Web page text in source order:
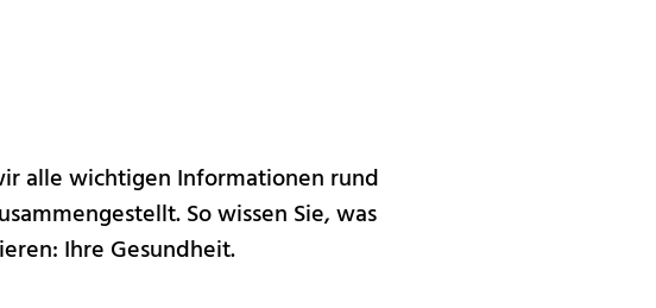
alle wichtigen Informationen rund
So wissen Sie, was
Ihre Gesundheit.